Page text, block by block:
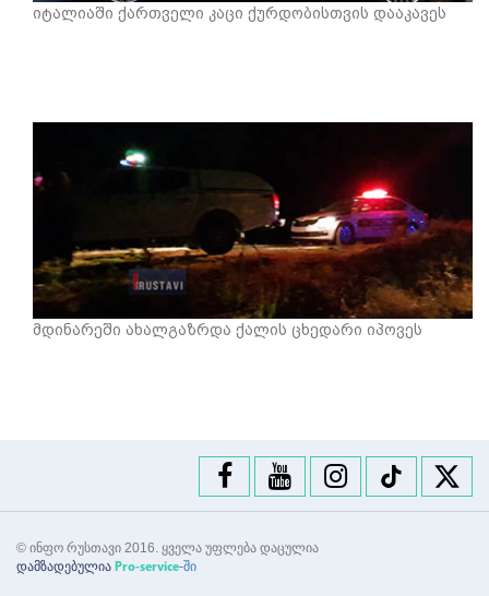
იტალიაში ქართველი კაცი ქურდობისთვის დააკავეს
მდინარეში ახალგაზრდა ქალის ცხედარი იპოვეს
© ინფო რუსთავი 2016. ყველა უფლება დაცულია
დამზადებულია Pro-service-ში